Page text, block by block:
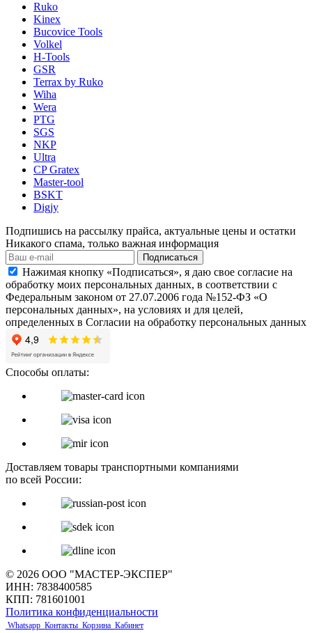
Ruko
Kinex
Bucovice Tools
Volkel
H-Tools
GSR
Terrax by Ruko
Wiha
Wera
PTG
SGS
NKP
Ultra
CP Gratex
Master-tool
BSKT
Digjy
Подпишись на рассылку прайса, актуальные цены и остатки
Никакого спама, только важная информация
Подписаться
Нажимая кнопку «Подписаться», я даю свое согласие на
обработку моих персональных данных, в соответствии с
Федеральным законом от 27.07.2006 года №152-ФЗ «О
персональных данных», на условиях и для целей,
определенных в Согласии на обработку персональных данных
Способы оплаты:
Доставляем товары транспортными компаниями
по всей России:
© 2026 ООО "МАСТЕР-ЭКСПЕР"
ИНН: 7838400585
КПП: 781601001
Политика конфиденциальности
Whatsapp Контакты Корзина Кабинет